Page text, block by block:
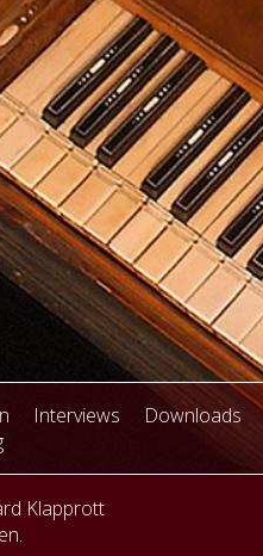
Interviews Downloads
Klapprott